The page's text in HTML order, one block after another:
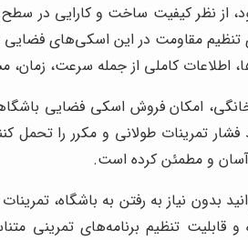
کیفیت ساخت و کارایی در سطح
تنظیم مقاومت در این اسکی‌های
اطلاعات کاملی از جمله سرعت،
امکان فروش اسکی فضایی
فشار تمرینات طولانی و مکرر را
و مطمئن کرده است.
بدون نیاز به رفتن به باشگاه،
تنظیم برنامه‌های تمرینی